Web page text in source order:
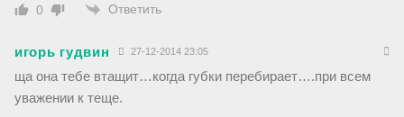
0 Ответить
игорь гудвин 27-12-2014 23:05
ща она тебе втащит…когда губки перебирает….при всем
уважении к теще.